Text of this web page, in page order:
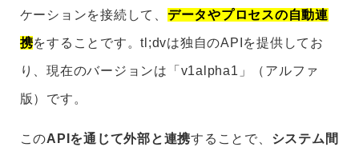
ケーションを接続して、 データやプロセスの自動連
携をすることです。tl;dvは独自のAPIを提供してお
り、現在のバージョンは「v1alpha1」（アルファ
版）です。
このAPIを通じて外部と連携することで、 システム間